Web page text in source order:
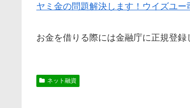
ヤミ金の問題解決します！ウイズユ
お金を借りる際には金融庁に正規登
ネット融資